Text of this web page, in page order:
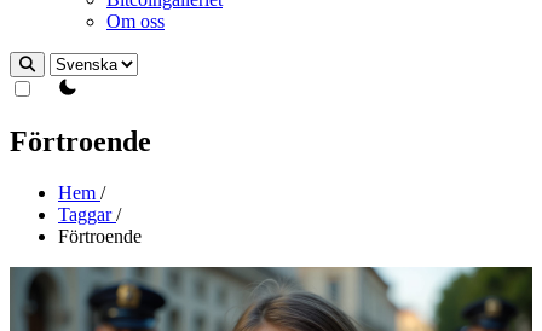
Om oss
theme switcher
Förtroende
Hem /
Taggar/
Förtroende